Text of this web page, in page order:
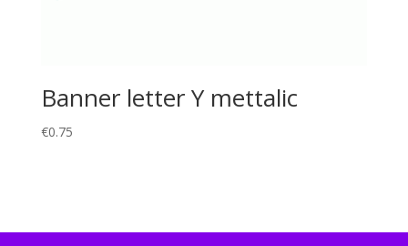
Banner letter Y mettalic
€0.75